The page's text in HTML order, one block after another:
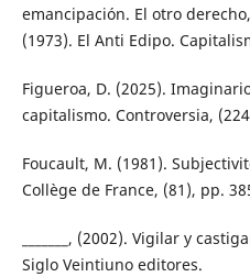
emancipación. El otro
(1973). El Anti Edipo.
Figueroa, D. (2025).
capitalismo. Controversia,
Foucault, M. (1981).
Collège de France, (81), pp.
_______, (2002). Vigilar y
Siglo Veintiuno editores.